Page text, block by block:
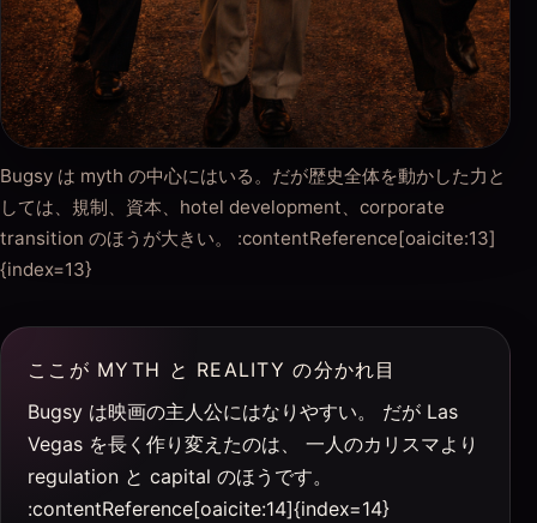
Bugsy は myth の中心にはいる。だが歴史全体を動かした力と
しては、規制、資本、hotel development、corporate
transition のほうが大きい。 :contentReference[oaicite:13]
{index=13}
ここが MYTH と REALITY の分かれ目
Bugsy は映画の主人公にはなりやすい。 だが Las
Vegas を長く作り変えたのは、 一人のカリスマより
regulation と capital のほうです。
:contentReference[oaicite:14]{index=14}